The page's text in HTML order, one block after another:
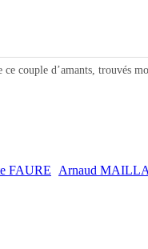
couple d’amants, trouvés
FAURE Arnaud